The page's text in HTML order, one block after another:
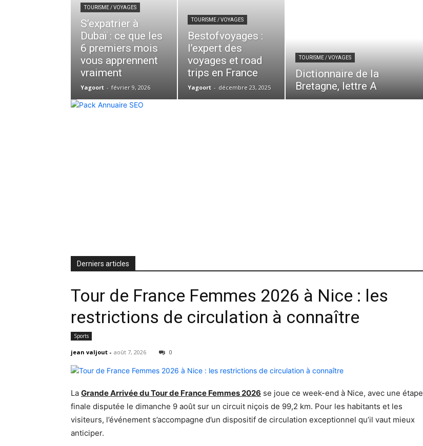
TOURISME / VOYAGES
S’expatrier à
Dubaï : ce que les
6 premiers mois
vous apprennent
vraiment
Yagoort - février 9, 2026
TOURISME / VOYAGES
Bestofvoyages :
l’expert des
voyages et road
trips en France
Yagoort - décembre 23, 2025
TOURISME / VOYAGES
Dictionnaire de la
Bretagne, lettre A
Derniers articles
Tour de France Femmes 2026 à Nice : les
restrictions de circulation à connaître
Sports
jean valjout - août 7, 2026 0
La Grande Arrivée du Tour de France Femmes 2026 se joue ce week-end à Nice, avec une étape
finale disputée le dimanche 9 août sur un circuit niçois de 99,2 km. Pour les habitants et les
visiteurs, l’événement s’accompagne d’un dispositif de circulation exceptionnel qu’il vaut mieux
anticiper.